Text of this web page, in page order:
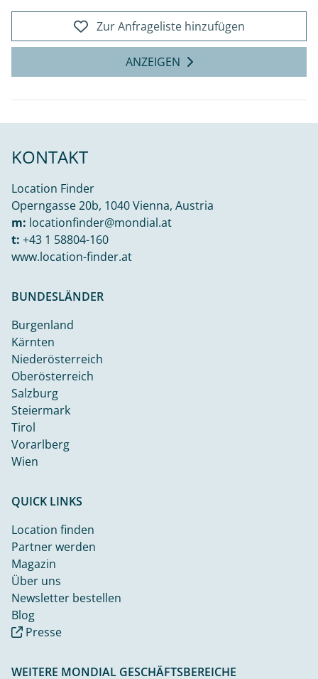
Zur Anfrageliste hinzufügen
ANZEIGEN
KONTAKT
Location Finder
Operngasse 20b, 1040 Vienna, Austria
m: locationfinder@mondial.at
t: +43 1 58804-160
www.location-finder.at
BUNDESLÄNDER
Burgenland
Kärnten
Niederösterreich
Oberösterreich
Salzburg
Steiermark
Tirol
Vorarlberg
Wien
QUICK LINKS
Location finden
Partner werden
Magazin
Über uns
Newsletter bestellen
Blog
Presse
WEITERE MONDIAL GESCHÄFTSBEREICHE